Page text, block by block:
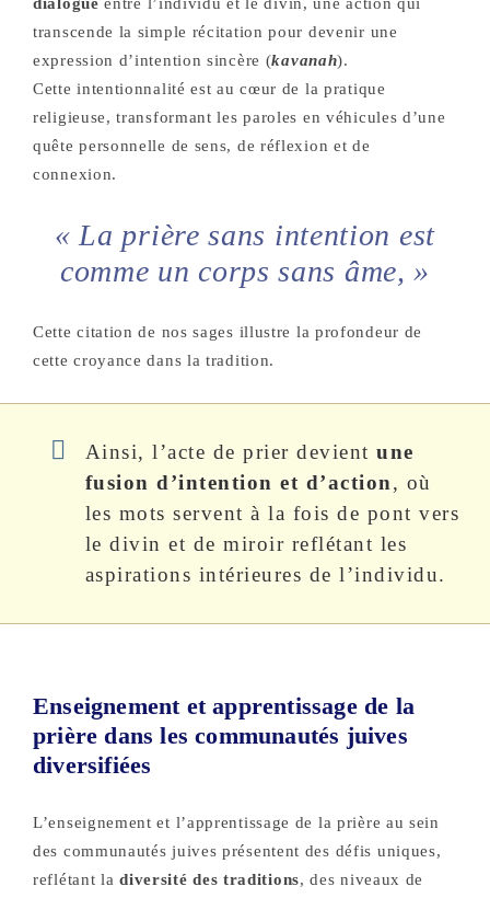
transcende la simple récitation pour devenir une
expression d’intention sincère (kavanah).
Cette intentionnalité est au cœur de la pratique
religieuse, transformant les paroles en véhicules d’une
quête personnelle de sens, de réflexion et de
connexion.
« La prière sans intention est
comme un corps sans âme, »
Cette citation de nos sages illustre la profondeur de
cette croyance dans la tradition.
Ainsi, l’acte de prier devientune
fusion d’intention et d’action, où
les mots servent à la fois de pont vers
le divin et de miroir reflétant les
aspirations intérieures de l’individu.
Enseignement et apprentissage de la
prière dans les communautés juives
diversifiées
L’enseignement et l’apprentissage de la prière au sein
des communautés juives présentent des défis uniques,
reflétant ladiversité des traditions, des niveaux de